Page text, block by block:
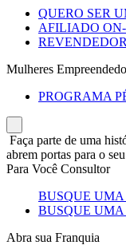
QUERO SER
AFILIADO
REVENDEDOR
Mulheres
PROGRAMA
Faça parte de uma
abrem portas para o
Para Você Consultor
BUSQUE
BUSQUE
Abra sua Franquia